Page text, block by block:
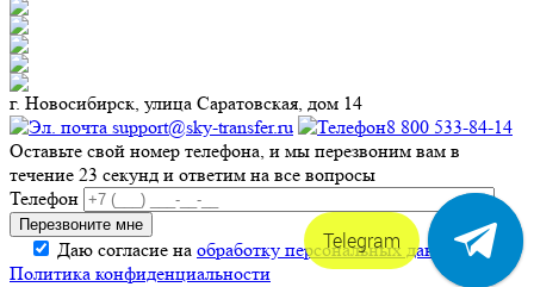
г. Новосибирск, улица Саратовская, дом 14
support@sky-transfer.ru
8 800 533-84-14
Оставьте свой номер телефона, и мы перезвоним вам в
течение 23 секунд и ответим на все вопросы
Телефон
Даю согласие на обработку персональных данных.
Политика конфиденциальности
Telegram